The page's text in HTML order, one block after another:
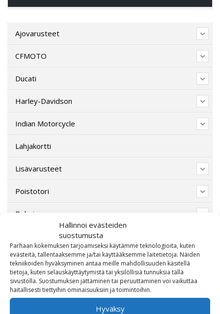
Hallinnoi evästeiden
suostumusta
Parhaan kokemuksen tarjoamiseksi käytämme teknologioita, kuten
evästeitä, tallentaaksemme ja/tai käyttääksemme laitetietoja. Näiden
tekniikoiden hyväksyminen antaa meille mahdollisuuden käsitellä
tietoja, kuten selauskäyttäytymistä tai yksilöllisiä tunnuksia tällä
sivustolla. Suostumuksen jättäminen tai peruuttaminen voi vaikuttaa
haitallisesti tiettyihin ominaisuuksiin ja toimintoihin.
Hyväksy
Ajovarusteet
CFMOTO
Ducati
Harley-Davidson
Indian Motorcycle
Lahjakortti
Lisävarusteet
Poistotori
Polaris
SW-Motech
Varaosat/Sekalaiset